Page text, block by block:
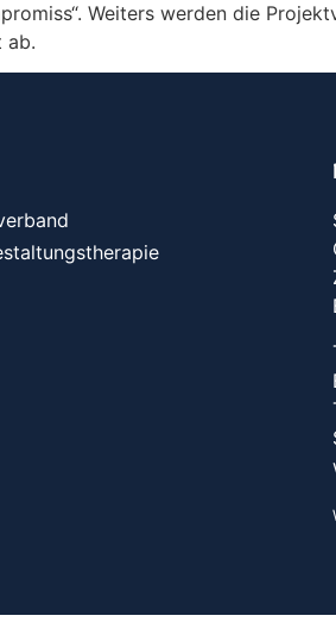
Weiters werden die
ab.